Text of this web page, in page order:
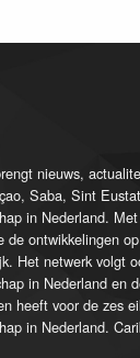
nieuws,
Saba, Sint
in Nederland.
de ontwikkelingen
Het netwerk volgt
in Nederland en
heeft voor de zes
in Nederland.